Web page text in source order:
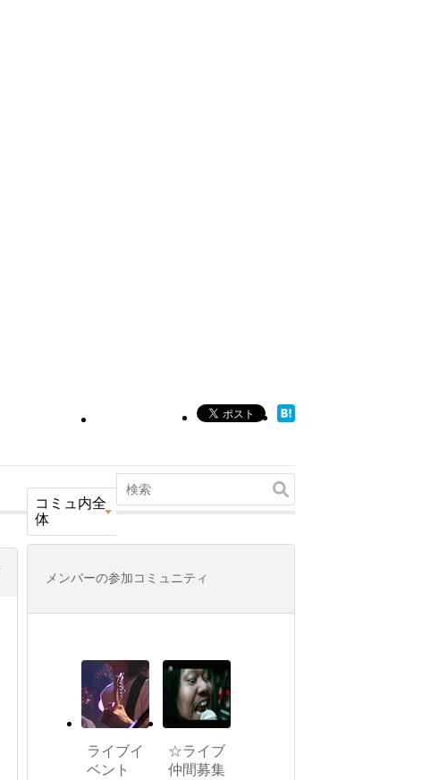
コミュ内全
体
メンバーの参加コミュニティ
ライブイ
ベント
☆ライブ
仲間募集